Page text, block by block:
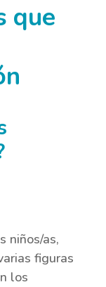
que
niños/as,
figuras
los